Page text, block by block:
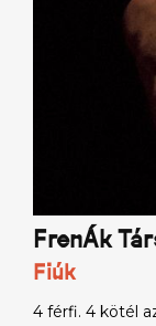
FrenÁk
Fiúk
4 férfi. 4 kötél